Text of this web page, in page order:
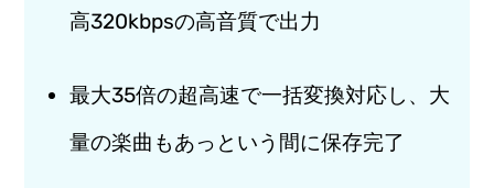
高320kbpsの高音質で出力
最大35倍の超高速で一括変換対応し、大
量の楽曲もあっという間に保存完了